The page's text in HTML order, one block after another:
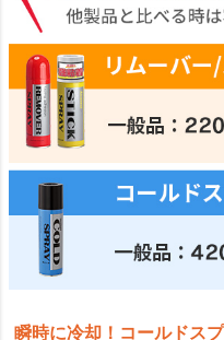
瞬時に冷却！コールドス